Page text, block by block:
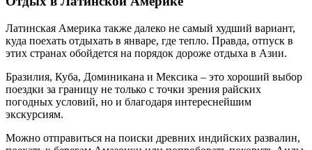
Латинская Америка также далеко не самый худший вариант,
куда поехать отдыхать в январе, где тепло. Правда, отпуск в
этих странах обойдется на порядок дороже отдыха в Азии.
Бразилия, Куба, Доминикана и Мексика – это хороший выбор
поездки за границу не только с точки зрения райских
погодных условий, но и благодаря интереснейшим
экскурсиям.
Можно отправиться на поиски древних индийских развалин,